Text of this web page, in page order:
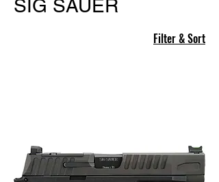
SIG SAUER
Filter & Sort